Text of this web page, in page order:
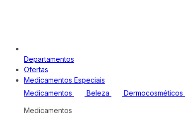
Departamentos
Ofertas
Medicamentos Especiais
Medicamentos
Beleza Dermocosméticos
Medicamentos